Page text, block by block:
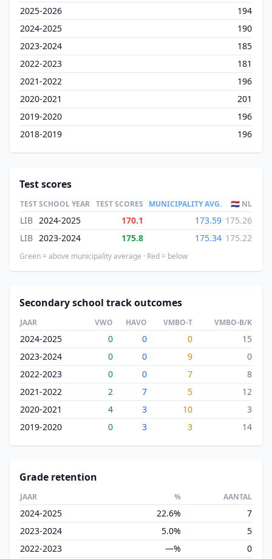
2025-2026
194
2024-2025
190
2023-2024
185
2022-2023
181
2021-2022
196
2020-2021
201
2019-2020
196
2018-2019
196
Test scores
TESTSCHOOL YEAR TEST SCORES MUNICIPALITY AVG. 🇳🇱 NL
LIB 2024-2025 170.1 173.59 175.26
LIB 2023-2024 175.8 175.34 175.22
Green = above municipality average · Red = below
Secondary school track outcomes
JAAR VWO HAVO VMBO-T VMBO-B/K
2024-2025 0 0 0
15
2023-2024
0 0 9
0
2022-2023
0 0 7
8
2021-2022
2 7 5
12
2020-2021
4 3 10
3
2019-2020
0 3 3 14
Grade retention
JAAR % AANTAL
2024-2025 22.6%
7
2023-2024
5.0%
5
2022-2023
—%
0